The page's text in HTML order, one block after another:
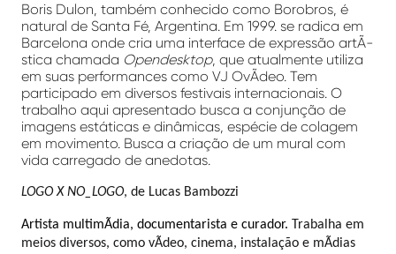
Boris Dulon, também conhecido como Borobros, é
natural de Santa Fé, Argentina. Em 1999. se radica em
Barcelona onde cria uma interface de expressão artÃ­
stica chamada Opendesktop, que atualmente utiliza
em suas performances como VJ OvÃ­deo. Tem
participado em diversos festivais internacionais. O
trabalho aqui apresentado busca a conjunção de
imagens estáticas e dinâmicas, espécie de colagem
em movimento. Busca a criação de um mural com
vida carregado de anedotas.
LOGO X NO_LOGO, de Lucas Bambozzi
Artista multimÃ­dia, documentarista e curador. Trabalha em
meios diversos, como vÃ­deo, cinema, instalação e mÃ­dias